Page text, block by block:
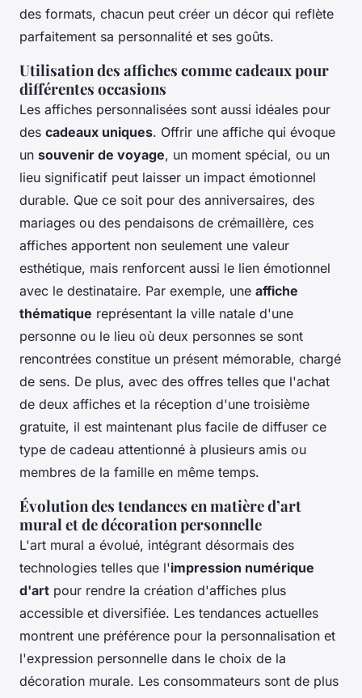
des formats, chacun peut créer un décor qui reflète
parfaitement sa personnalité et ses goûts.
Utilisation des affiches comme cadeaux pour
différentes occasions
Les affiches personnalisées sont aussi idéales pour
des cadeaux uniques. Offrir une affiche qui évoque
un souvenir de voyage, un moment spécial, ou un
lieu significatif peut laisser un impact émotionnel
durable. Que ce soit pour des anniversaires, des
mariages ou des pendaisons de crémaillère, ces
affiches apportent non seulement une valeur
esthétique, mais renforcent aussi le lien émotionnel
avec le destinataire. Par exemple, une affiche
thématique représentant la ville natale d'une
personne ou le lieu où deux personnes se sont
rencontrées constitue un présent mémorable, chargé
de sens. De plus, avec des offres telles que l'achat
de deux affiches et la réception d'une troisième
gratuite, il est maintenant plus facile de diffuser ce
type de cadeau attentionné à plusieurs amis ou
membres de la famille en même temps.
Évolution des tendances en matière d’art
mural et de décoration personnelle
L'art mural a évolué, intégrant désormais des
technologies telles que l'impression numérique
d'art pour rendre la création d'affiches plus
accessible et diversifiée. Les tendances actuelles
montrent une préférence pour la personnalisation et
l'expression personnelle dans le choix de la
décoration murale. Les consommateurs sont de plus